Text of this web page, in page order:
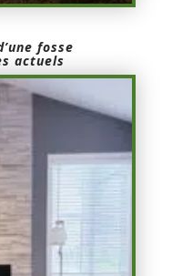
fosse
actuels